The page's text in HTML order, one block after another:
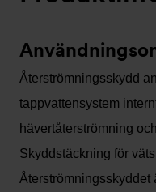
Återströmningsskydd
tappvattensystem
hävertåterströmning
Skyddstäckning för
Återströmningsskyddet